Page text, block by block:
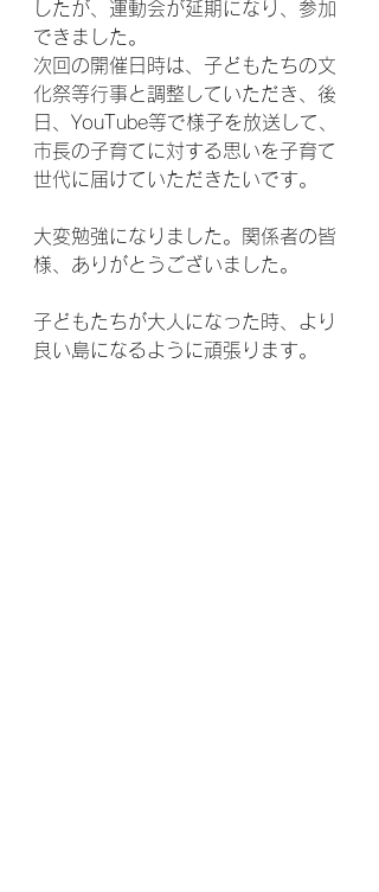
したが、運動会が延期になり、参加
できました。
次回の開催日時は、子どもたちの文
化祭等行事と調整していただき、後
日、YouTube等で様子を放送して、
市長の子育てに対する思いを子育て
世代に届けていただきたいです。
大変勉強になりました。関係者の皆
様、ありがとうございました。
子どもたちが大人になった時、より
良い島になるように頑張ります。